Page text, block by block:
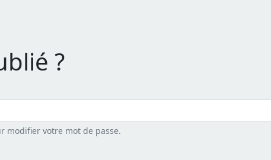
?
modifier votre mot de passe.